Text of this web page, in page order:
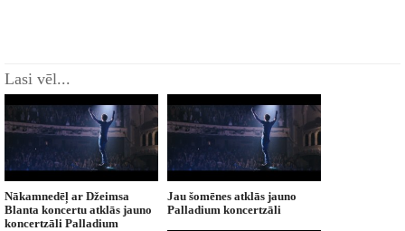
Lasi vēl...
Nākamnedēļ ar Džeimsa
Blanta koncertu atklās jauno
koncertzāli Palladium
Jau šomēnes atklās jauno
Palladium koncertzāli